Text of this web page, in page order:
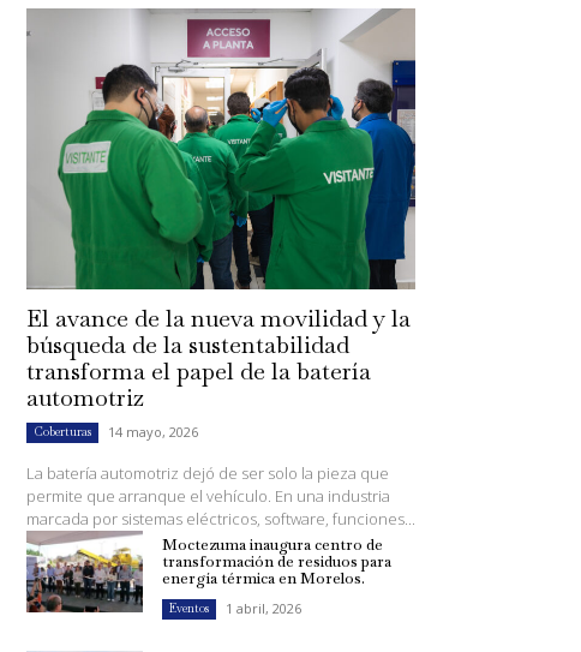
El avance de la nueva movilidad y la
búsqueda de la sustentabilidad
transforma el papel de la batería
automotriz
Coberturas 14 mayo, 2026
La batería automotriz dejó de ser solo la pieza que
permite que arranque el vehículo. En una industria
marcada por sistemas eléctricos, software, funciones...
Moctezuma inaugura centro de
transformación de residuos para
energía térmica en Morelos.
Eventos 1 abril, 2026